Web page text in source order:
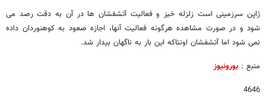
ژاپن سرزمینی است زلزله خیز و فعالیت آتشفشان ها در آن به دقت رصد می
شود و در صورت مشاهده هرگونه فعالیت آنها، اجازه صعود به کوهنوردان داده
نمی شود اما آتشفشان اونتاکه این بار به ناگهان بیدار شد.
منبع : یورونیوز
4646